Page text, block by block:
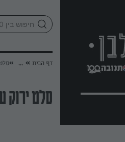
דף הבית »
...
»
סלט ירוק